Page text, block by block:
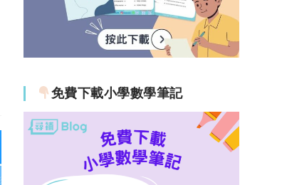
免費下載小學數學筆記